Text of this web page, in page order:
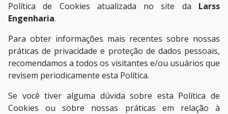
Política de Cookies atualizada no site da Larss
Engenharia.
Para obter informações mais recentes sobre nossas
práticas de privacidade e proteção de dados pessoais,
recomendamos a todos os visitantes e/ou usuários que
revisem periodicamente esta Política.
Se você tiver alguma dúvida sobre esta Política de
Cookies ou sobre nossas práticas em relação à